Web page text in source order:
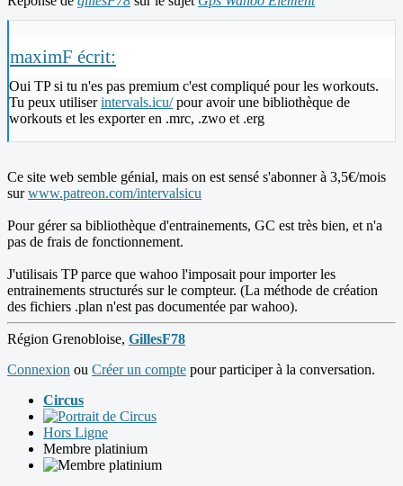
maximF écrit:
Oui TP si tu n'es pas premium c'est compliqué pour les workouts.
Tu peux utiliserintervals.icu/pour avoir une bibliothèque de
workouts et les exporter en .mrc, .zwo et .erg
Ce site web semble génial, mais on est sensé s'abonner à 3,5€/mois
surwww.patreon.com/intervalsicu
Pour gérer sa bibliothèque d'entrainements, GC est très bien, et n'a
pas de frais de fonctionnement.
J'utilisais TP parce que wahoo l'imposait pour importer les
entrainements structurés sur le compteur. (La méthode de création
des fichiers .plan n'est pas documentée par wahoo).
Région Grenobloise, GillesF78
Connexion ou Créer un compte pour participer à la conversation.
Circus
Hors Ligne
Membre platinium